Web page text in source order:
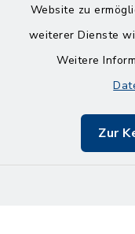
Website zu
weiterer Dienste
Weitere
Zur